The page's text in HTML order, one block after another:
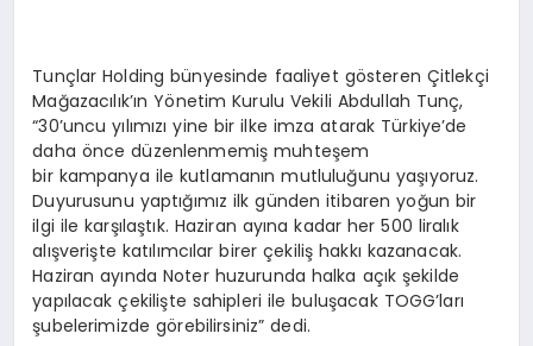
Tunçlar Holding bünyesinde faaliyet gösteren Çitlekçi
Mağazacılık’ın Yönetim Kurulu Vekili Abdullah Tunç,
“30’uncu yılımızı yine bir ilke imza atarak Türkiye’de
daha önce düzenlenmemiş muhteşem
bir kampanya ile kutlamanın mutluluğunu yaşıyoruz.
Duyurusunu yaptığımız ilk günden itibaren yoğun bir
ilgi ile karşılaştık. Haziran ayına kadar her 500 liralık
alışverişte katılımcılar birer çekiliş hakkı kazanacak.
Haziran ayında Noter huzurunda halka açık şekilde
yapılacak çekilişte sahipleri ile buluşacak TOGG’ları
şubelerimizde görebilirsiniz” dedi.